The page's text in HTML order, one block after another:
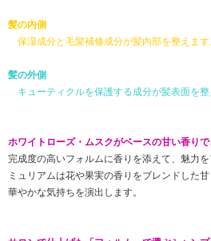
髪の内側
保湿成分と毛髪補修成分が髪内部を整えます
髪の外側
キューティクルを保護する成分が髪表面を整
ホワイトローズ・ムスクがベースの甘い香りで
完成度の高いフォルムに香りを添えて、魅力を
ミュリアムは花や果実の香りをブレンドした
華やかな気持ちを演出します。